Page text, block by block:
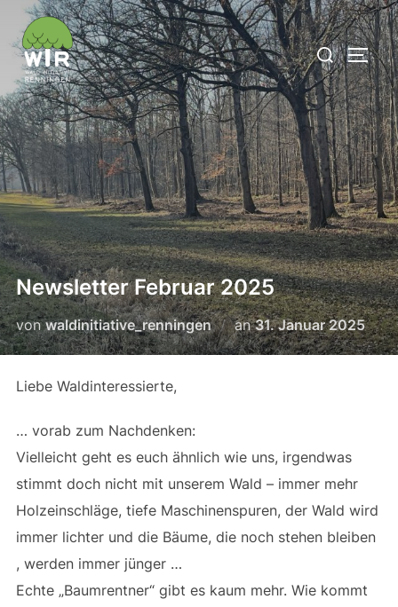
Zum
Inhalt
springen
Suchen
nach:
Newsletter Februar 2025
vonwaldinitiative_renningen anVeröffentlicht
am
31. Januar 2025
Liebe Waldinteressierte,
… vorab zum Nachdenken:
Vielleicht geht es euch ähnlich wie uns, irgendwas
stimmt doch nicht mit unserem Wald – immer mehr
Holzeinschläge, tiefe Maschinenspuren, der Wald wird
immer lichter und die Bäume, die noch stehen bleiben
, werden immer jünger …
Echte „Baumrentner“ gibt es kaum mehr. Wie kommt